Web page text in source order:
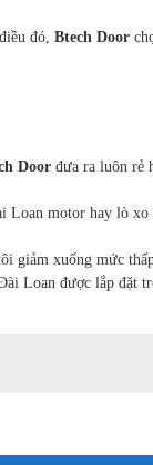
đó, Btech Door
Door đưa ra luôn rẻ
Loan motor hay lò xo
giảm xuống mức
Loan được lắp đặt